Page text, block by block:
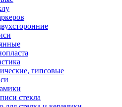
гипсовые
стекла